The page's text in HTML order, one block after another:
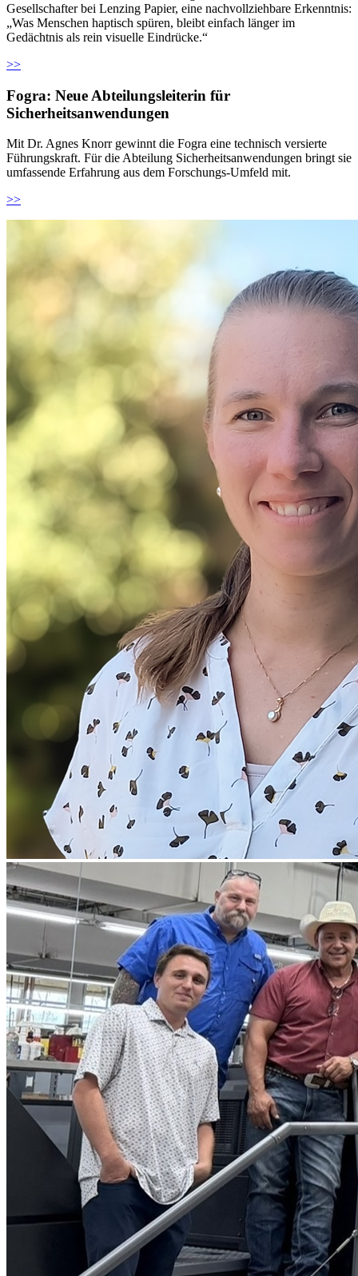
Gesellschafter bei Lenzing Papier, eine nachvollziehbare Erkenntnis:
„Was Menschen haptisch spüren, bleibt einfach länger im
Gedächtnis als rein visuelle Eindrücke.“
>>
Fogra: Neue Abteilungsleiterin für
Sicherheitsanwendungen
Mit Dr. Agnes Knorr gewinnt die Fogra eine technisch versierte
Führungskraft. Für die Abteilung Sicherheitsanwendungen bringt sie
umfassende Erfahrung aus dem Forschungs-Umfeld mit.
>>